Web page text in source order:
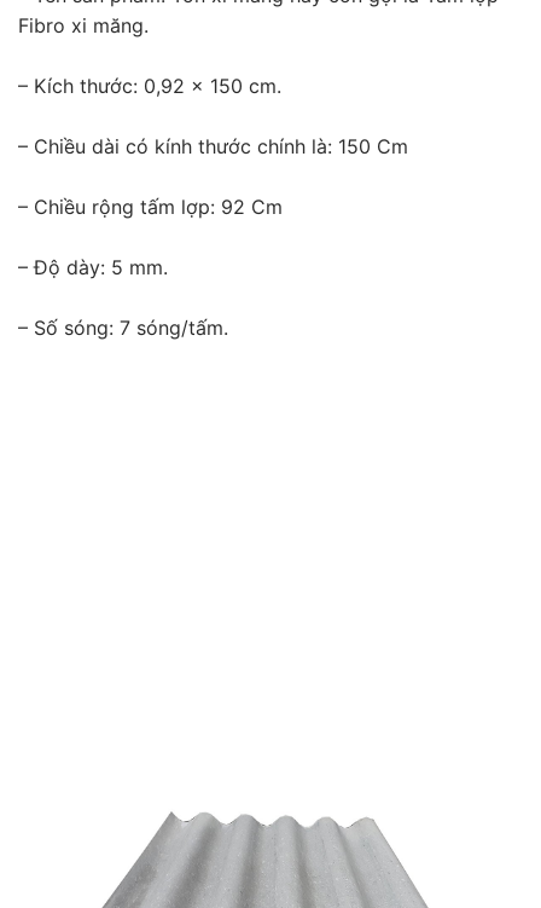
Fibro xi măng.
– Kích thước: 0,92 x 150 cm.
– Chiều dài có kính thước chính là: 150 Cm
– Chiều rộng tấm lợp: 92 Cm
– Độ dày: 5 mm.
– Số sóng: 7 sóng/tấm.